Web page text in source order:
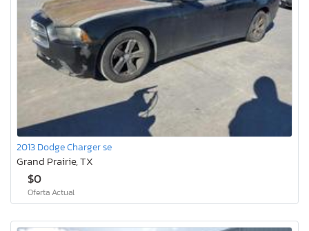
2013 Dodge Charger se
Grand Prairie, TX
$0
Oferta Actual